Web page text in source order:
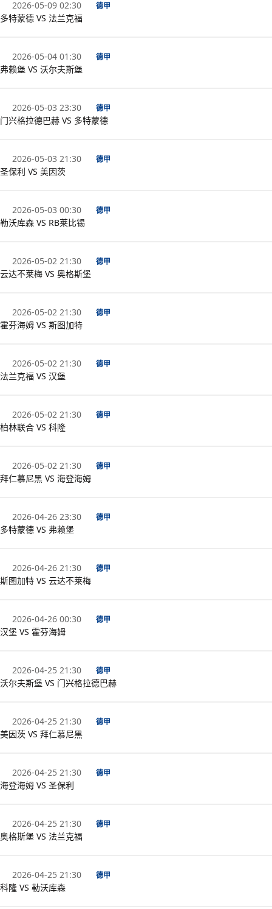
2026-05-09 02:30 德甲
多特蒙德 VS 法兰克福
2026-05-04 01:30 德甲
弗赖堡 VS 沃尔夫斯堡
2026-05-03 23:30 德甲
门兴格拉德巴赫 VS 多特蒙德
2026-05-03 21:30 德甲
圣保利 VS 美因茨
2026-05-03 00:30 德甲
勒沃库森 VS RB莱比锡
2026-05-02 21:30 德甲
云达不莱梅 VS 奥格斯堡
2026-05-02 21:30 德甲
霍芬海姆 VS 斯图加特
2026-05-02 21:30 德甲
法兰克福 VS 汉堡
2026-05-02 21:30 德甲
柏林联合 VS 科隆
2026-05-02 21:30 德甲
拜仁慕尼黑 VS 海登海姆
2026-04-26 23:30 德甲
多特蒙德 VS 弗赖堡
2026-04-26 21:30 德甲
斯图加特 VS 云达不莱梅
2026-04-26 00:30 德甲
汉堡 VS 霍芬海姆
2026-04-25 21:30 德甲
沃尔夫斯堡 VS 门兴格拉德巴赫
2026-04-25 21:30 德甲
美因茨 VS 拜仁慕尼黑
2026-04-25 21:30 德甲
海登海姆 VS 圣保利
2026-04-25 21:30 德甲
奥格斯堡 VS 法兰克福
2026-04-25 21:30 德甲
科隆 VS 勒沃库森